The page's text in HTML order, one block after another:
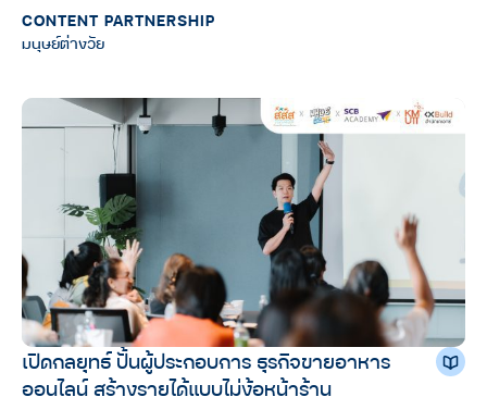
CONTENT PARTNERSHIP
มนุษย์ต่างวัย
เปิดกลยุทธ์ ปั้นผู้ประกอบการ ธุรกิจขายอาหาร
ออนไลน์ สร้างรายได้แบบไม่ง้อหน้าร้าน